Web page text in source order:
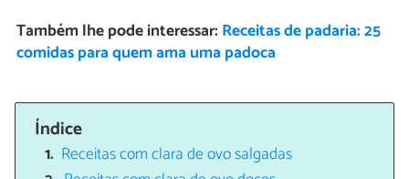
Também lhe pode interessar: Receitas de padaria: 25
comidas para quem ama uma padoca
Índice
Receitas com clara de ovo salgadas